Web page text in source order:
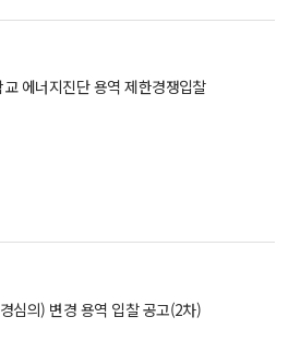
에너지진단 용역 제한경쟁입찰
심의) 변경 용역 입찰 공고(2차)